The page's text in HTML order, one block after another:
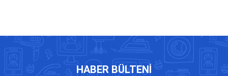
HABER BÜLTENI